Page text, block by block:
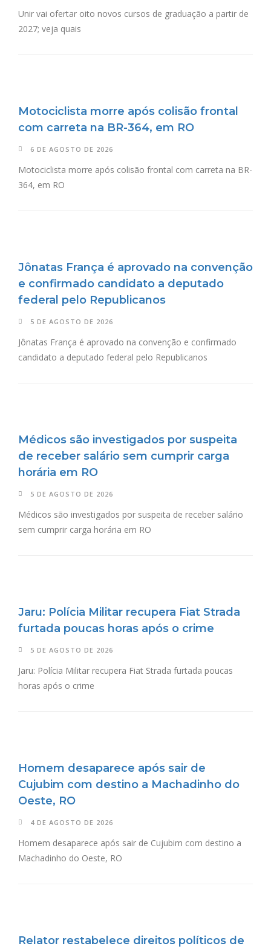
Unir vai ofertar oito novos cursos de graduação a partir de
2027; veja quais
Motociclista morre após colisão frontal
com carreta na BR-364, em RO
6 DE AGOSTO DE 2026
Motociclista morre após colisão frontal com carreta na BR-
364, em RO
Jônatas França é aprovado na convenção
e confirmado candidato a deputado
federal pelo Republicanos
5 DE AGOSTO DE 2026
Jônatas França é aprovado na convenção e confirmado
candidato a deputado federal pelo Republicanos
Médicos são investigados por suspeita
de receber salário sem cumprir carga
horária em RO
5 DE AGOSTO DE 2026
Médicos são investigados por suspeita de receber salário
sem cumprir carga horária em RO
Jaru: Polícia Militar recupera Fiat Strada
furtada poucas horas após o crime
5 DE AGOSTO DE 2026
Jaru: Polícia Militar recupera Fiat Strada furtada poucas
horas após o crime
Homem desaparece após sair de
Cujubim com destino a Machadinho do
Oeste, RO
4 DE AGOSTO DE 2026
Homem desaparece após sair de Cujubim com destino a
Machadinho do Oeste, RO
Relator restabelece direitos políticos de